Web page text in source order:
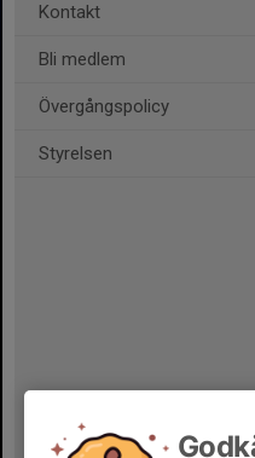
Kontakt
Bli medlem
Övergångspolicy
Styrelsen